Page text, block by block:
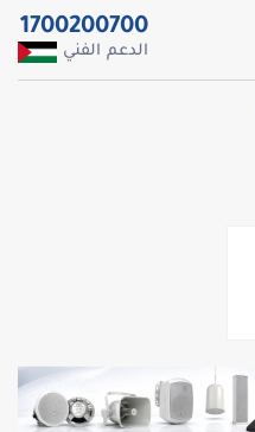
1700200700
الدعم الفني